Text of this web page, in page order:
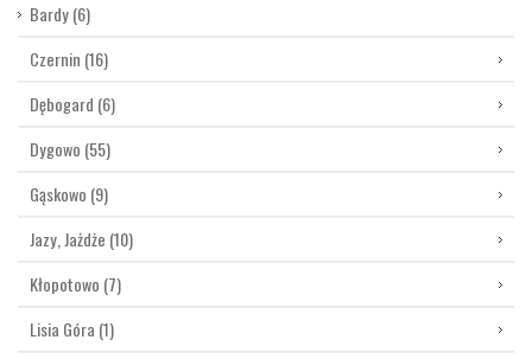
Bardy(6)
Czernin (16)
Dębogard (6)
Dygowo (55)
Gąskowo (9)
Jazy, Jażdże (10)
Kłopotowo (7)
Lisia Góra (1)